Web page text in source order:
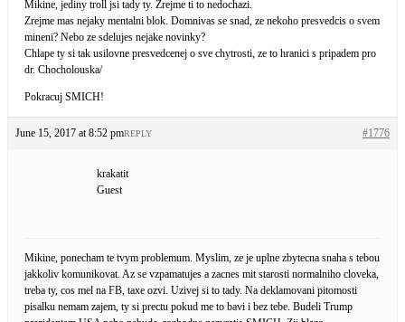
Mikine, jediny troll jsi tady ty. Zrejme ti to nedochazi.
Zrejme mas nejaky mentalni blok. Domnivas se snad, ze nekoho presvedcis o svem
mineni? Nebo ze sdelujes nejake novinky?
Chlape ty si tak usilovne presvedcenej o sve chytrosti, ze to hranici s pripadem pro
dr. Chocholouska/
Pokracuj SMICH!
June 15, 2017 at 8:52 pm #1776
REPLY
krakatit
Guest
Mikine, ponecham te tvym problemum. Myslim, ze je uplne zbytecna snaha s tebou
jakkoliv komunikovat. Az se vzpamatujes a zacnes mit starosti normalniho cloveka,
treba ty, cos mel na FB, taxe ozvi. Uzivej si to tady. Na deklamovani pitomosti
pisalku nemam zajem, ty si prectu pokud me to bavi i bez tebe. Budeli Trump